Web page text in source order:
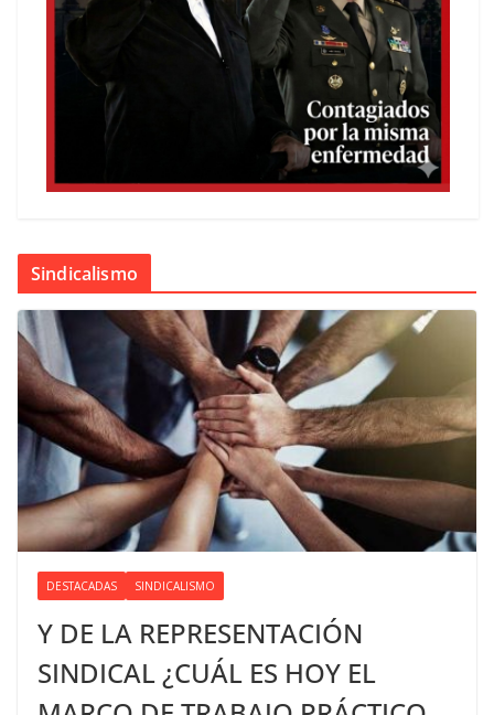
Sindicalismo
DESTACADAS SINDICALISMO
Y DE LA REPRESENTACIÓN
SINDICAL ¿CUÁL ES HOY EL